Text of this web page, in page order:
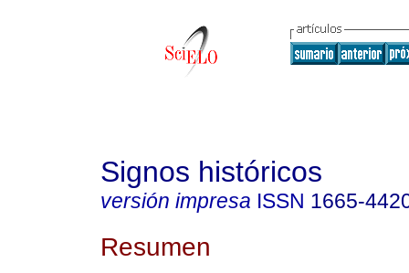
Signos históricos
versión impresa ISSN 1665-
Resumen